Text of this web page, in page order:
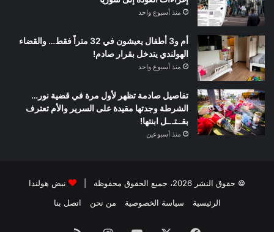
منذ أسبوع واحد
أم و3 أطفال يعيشون في 32 متراً فقط… والقضاء
الهولندي يتدخل بقرار صادم!
منذ أسبوع واحد
تفاصيل صادمة تظهر لأول مرة في قضية نور…
الشرطة وجدتها مقيدة على السرير والأم تعترف
بقــتـ.ـل ابنتها!
منذ أسبوعين
© حقوق النشر 2026، جميع الحقوق محفوظة |
نبض هولندا
الرئيسية
سياسة الخصوصية من نحن اتصل بنا